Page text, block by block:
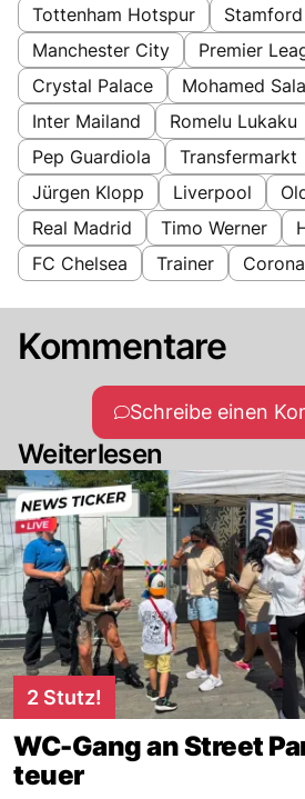
Tottenham Hotspur
Manchester City
Premier
Crystal Palace
Mohamed
Inter Mailand
Romelu Lukaku
Pep Guardiola
Transfermarkt
Jürgen Klopp
Liverpool
Real Madrid
Timo Werner
FC Chelsea
Trainer
Kommentare
Schreibe einen
Weiterlesen
2 Stutz!
WC-Gang an Street
teuer